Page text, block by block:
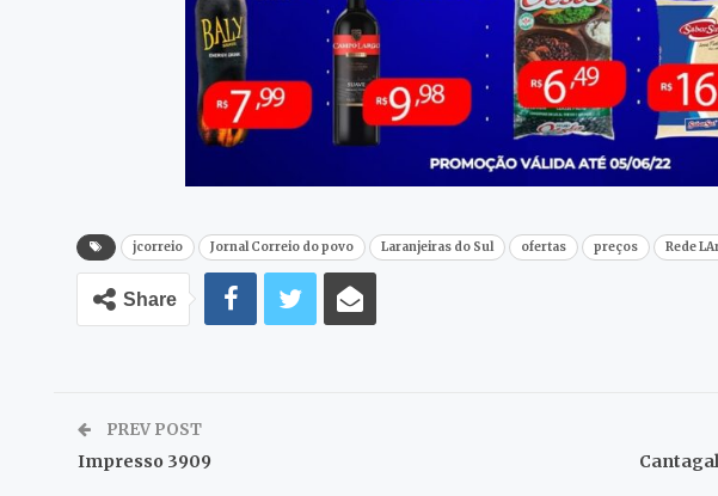
jcorreio Jornal Correio do povo Laranjeiras do Sul ofertas preços Rede
Share
PREV POST
Impresso 3909